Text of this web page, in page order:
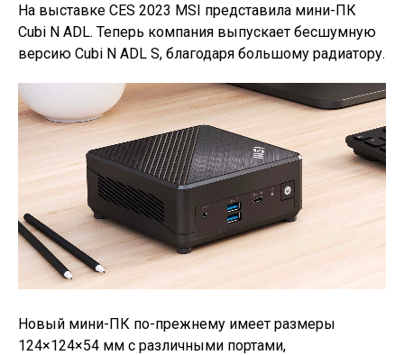
На выставке CES 2023 MSI представила мини-ПК
Cubi N ADL. Теперь компания выпускает бесшумную
версию Cubi N ADL S, благодаря большому радиатору.
Новый мини-ПК по-прежнему имеет размеры
124×124×54 мм с различными портами,